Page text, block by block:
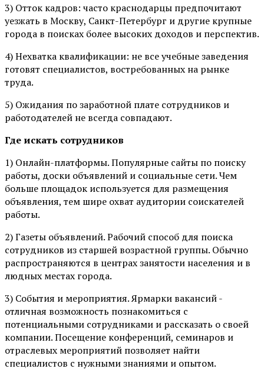
3) Отток кадров: часто краснодарцы предпочитают
уезжать в Москву, Санкт-Петербург и другие крупные
города в поисках более высоких доходов и перспектив.
4) Нехватка квалификации: не все учебные заведения
готовят специалистов, востребованных на рынке
труда.
5) Ожидания по заработной плате сотрудников и
работодателей не всегда совпадают.
Где искать сотрудников
1) Онлайн-платформы. Популярные сайты по поиску
работы, доски объявлений и социальные сети. Чем
больше площадок используется для размещения
объявления, тем шире охват аудитории соискателей
работы.
2)Газеты объявлений. Рабочий способ для поиска
сотрудников из старшей возрастной группы. Обычно
распространяются в центрах занятости населения и в
людных местах города.
3) События и мероприятия. Ярмарки вакансий -
отличная возможность познакомиться с
потенциальными сотрудниками и рассказать о своей
компании. Посещение конференций, семинаров и
отраслевых мероприятий позволяет найти
специалистов с нужными знаниями и опытом.